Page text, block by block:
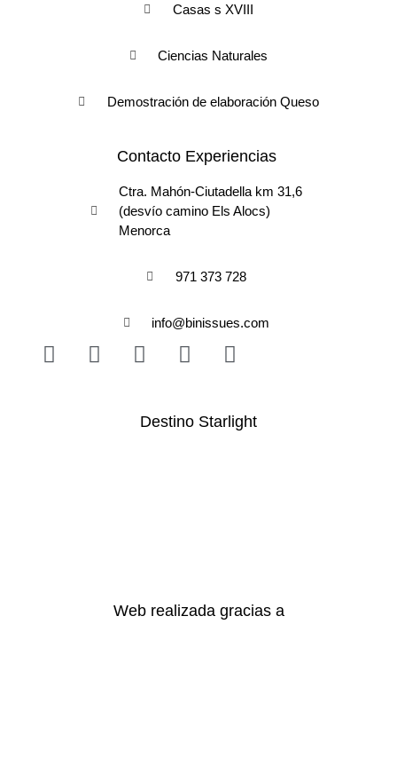
Casas s XVIII
Ciencias Naturales
Demostración de elaboración Queso
Contacto Experiencias
Ctra. Mahón-Ciutadella km 31,6
(desvío camino Els Alocs)
Menorca
971 373 728
info@binissues.com
Destino Starlight
Web realizada gracias a